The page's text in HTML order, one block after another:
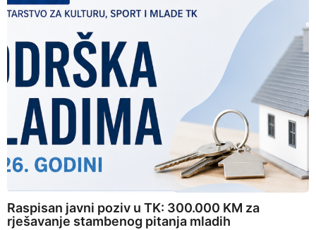
Raspisan javni poziv u TK: 300.000 KM za
rješavanje stambenog pitanja mladih